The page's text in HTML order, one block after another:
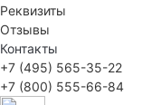
Реквизиты
Отзывы
Контакты
+7 (495) 565-35-22
+7 (800) 555-66-84